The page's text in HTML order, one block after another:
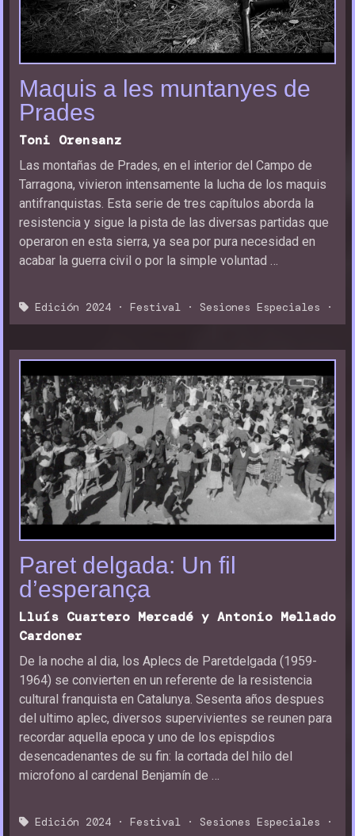
Maquis a les muntanyes de
Prades
Toni Orensanz
Las montañas de Prades, en el interior del Campo de
Tarragona, vivieron intensamente la lucha de los maquis
antifranquistas. Esta serie de tres capítulos aborda la
resistencia y sigue la pista de las diversas partidas que
operaron en esta sierra, ya sea por pura necesidad en
acabar la guerra civil o por la simple voluntad …
Edición 2024 · Festival · Sesiones Especiales ·
Paret delgada: Un fil
d’esperança
Lluís Cuartero Mercadé y Antonio Mellado
Cardoner
De la noche al dia, los Aplecs de Paretdelgada (1959-
1964) se convierten en un referente de la resistencia
cultural franquista en Catalunya. Sesenta años despues
del ultimo aplec, diversos supervivientes se reunen para
recordar aquella epoca y uno de los epispdios
desencadenantes de su fin: la cortada del hilo del
microfono al cardenal Benjamín de …
Edición 2024 · Festival · Sesiones Especiales ·